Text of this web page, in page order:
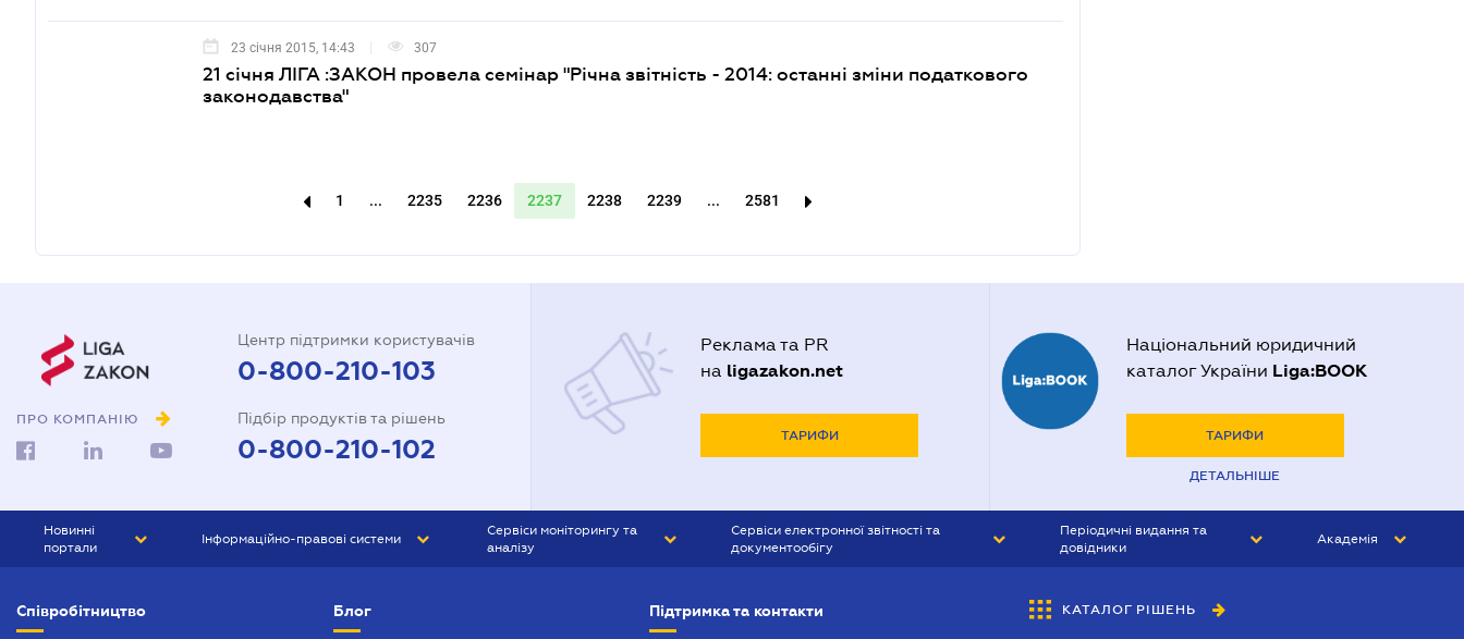
23 січня 2015, 14:43 307
21 січня ЛІГА :ЗАКОН провела семінар "Річна звітність - 2014: останні зміни податкового
законодавства"
1 ... 2235 2236 2237 2238 2239 ... 2581
ПРО КОМПАНІЮ
Центр підтримки користувачів
0-800-210-103
Підбір продуктів та рішень
0-800-210-102
Реклама та PR
на ligazakon.net
ТАРИФИ
Національний юридичний
каталог України Liga:BOOK
ТАРИФИ
ДЕТАЛЬНІШЕ
Новинні
портали
БІЗНЕС
Інформаційно-правові системи
Сервіси моніторингу та
аналізу
Сервіси електронної звітності та
документообігу
Періодичні видання та
довідники
БУХГАЛТЕР&ЗАКОН
Академія
Співробітництво Блог Підтримка та контакти КАТАЛОГ РІШЕНЬ